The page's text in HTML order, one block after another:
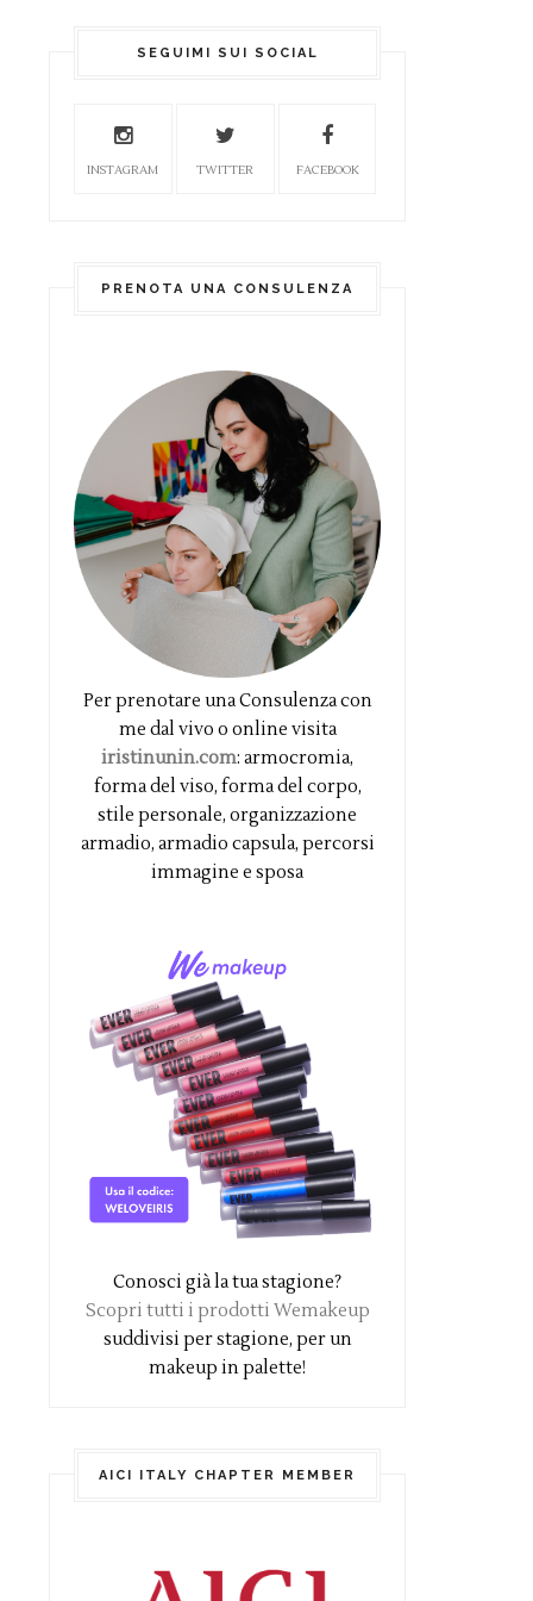
SEGUIMI SUI SOCIAL
INSTAGRAM TWITTER FACEBOOK
PRENOTA UNA CONSULENZA
Per prenotare una Consulenza con
me dal vivo o online visita
iristinunin.com: armocromia,
forma del viso, forma del corpo,
stile personale, organizzazione
armadio, armadio capsula, percorsi
immagine e sposa
Conosci già la tua stagione?
Scopri tutti i prodotti Wemakeup
suddivisi per stagione, per un
makeup in palette!
AICI ITALY CHAPTER MEMBER